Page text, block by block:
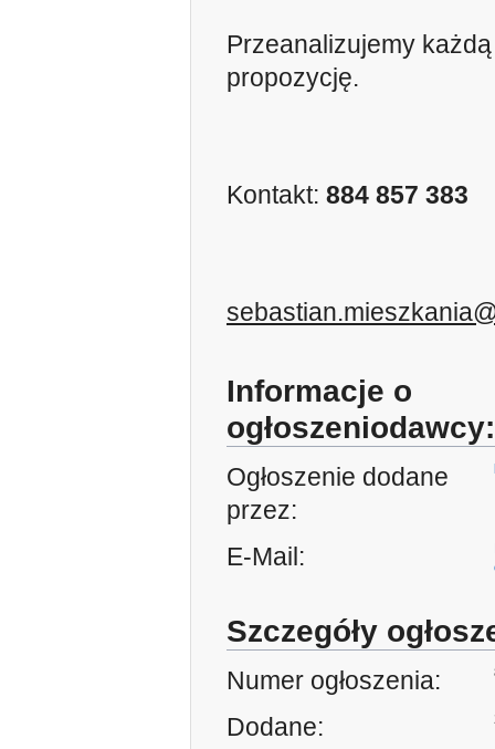
Przeanalizujemy każdą
propozycję.
Kontakt: 884 857 383
Informacje o
ogłoszeniodawcy:
Ogłoszenie dodane
przez:
E-Mail:
Szczegóły
Numer ogłoszenia:
Dodane: